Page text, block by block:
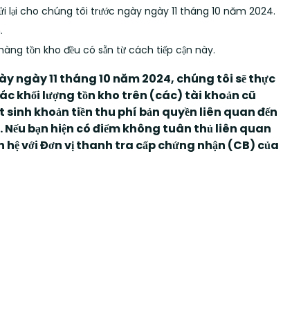
lại cho chúng tôi trước ngày ngày 11 tháng 10 năm 2024.
tồn kho đều có sẵn từ cách tiếp cận này.
ngày 11 tháng 10 năm 2024, chúng tôi sẽ thực
khối lượng tồn kho trên (các) tài khoản cũ
khoản tiền thu phí bản quyền liên quan đến
bạn hiện có điểm không tuân thủ liên quan
với Đơn vị thanh tra cấp chứng nhận (CB) của